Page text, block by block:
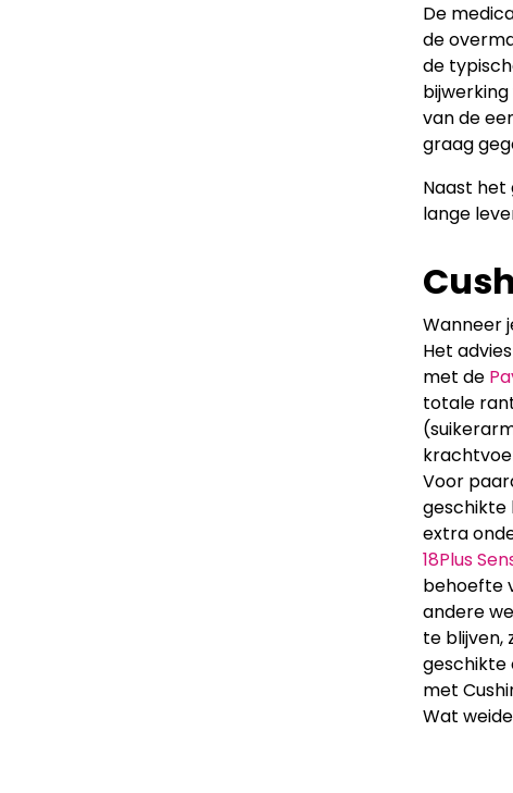
De
de
de
van de
graag
Naast
lange
Wanneer
Het
met de
totale
Voor
geschikte
extra
18Plus
behoefte
andere
te blijven,
geschikte
met
Wat